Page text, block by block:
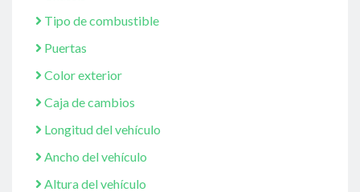
Tipo de combustible
Puertas
Color exterior
Caja de cambios
Longitud del vehículo
Ancho del vehículo
Altura del vehículo